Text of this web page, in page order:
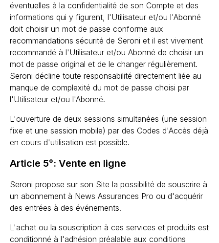
éventuelles à la confidentialité de son Compte et des
informations qui y figurent, l'Utilisateur et/ou l'Abonné
doit choisir un mot de passe conforme aux
recommandations sécurité de Seroni et il est vivement
recommandé à l'Utilisateur et/ou Abonné de choisir un
mot de passe original et de le changer régulièrement.
Seroni décline toute responsabilité directement liée au
manque de complexité du mot de passe choisi par
l'Utilisateur et/ou l'Abonné.
L'ouverture de deux sessions simultanées (une session
fixe et une session mobile) par des Codes d'Accès déjà
en cours d'utilisation est possible.
Article 5°: Vente en ligne
Seroni propose sur son Site la possibilité de souscrire à
un abonnement à News Assurances Pro ou d'acquérir
des entrées à des événements.
L'achat ou la souscription à ces services et produits est
conditionné à l'adhésion préalable aux conditions